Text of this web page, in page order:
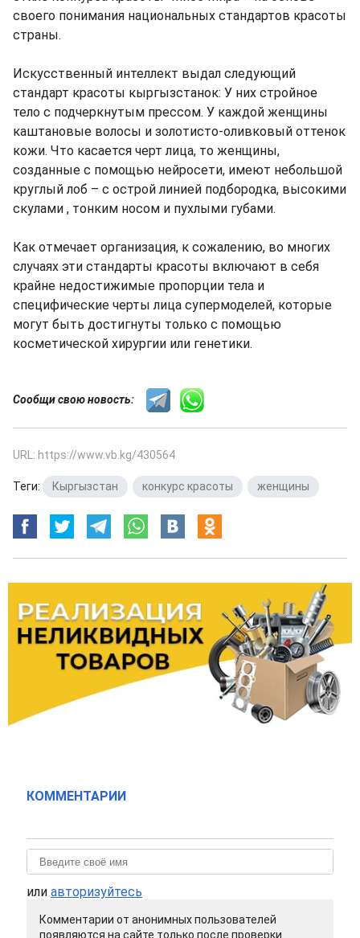
своего понимания национальных стандартов красоты
страны.
Искусственный интеллект выдал следующий
стандарт красоты кыргызстанок: У них стройное
тело с подчеркнутым прессом. У каждой женщины
каштановые волосы и золотисто-оливковый оттенок
кожи. Что касается черт лица, то женщины,
созданные с помощью нейросети, имеют небольшой
круглый лоб – с острой линией подбородка, высокими
скулами , тонким носом и пухлыми губами.
Как отмечает организация, к сожалению, во многих
случаях эти стандарты красоты включают в себя
крайне недостижимые пропорции тела и
специфические черты лица супермоделей, которые
могут быть достигнуты только с помощью
косметической хирургии или генетики.
Сообщи свою новость:
URL: https://www.vb.kg/430564
Теги: Кыргызстан конкурс красоты женщины
КОММЕНТАРИИ
или авторизуйтесь
Комментарии от анонимных пользователей
появляются на сайте только после проверки